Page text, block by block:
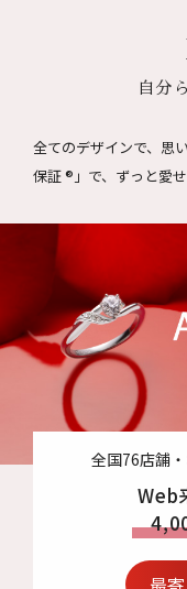
自分
全てのデザインで、思
保証 ®」で、ずっと愛
全国76店舗
Web